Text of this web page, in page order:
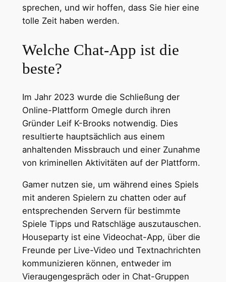
sprechen, und wir hoffen, dass Sie hier eine
tolle Zeit haben werden.
Welche Chat-App ist die
beste?
Im Jahr 2023 wurde die Schließung der
Online-Plattform Omegle durch ihren
Gründer Leif K-Brooks notwendig. Dies
resultierte hauptsächlich aus einem
anhaltenden Missbrauch und einer Zunahme
von kriminellen Aktivitäten auf der Plattform.
Gamer nutzen sie, um während eines Spiels
mit anderen Spielern zu chatten oder auf
entsprechenden Servern für bestimmte
Spiele Tipps und Ratschläge auszutauschen.
Houseparty ist eine Videochat-App, über die
Freunde per Live-Video und Textnachrichten
kommunizieren können, entweder im
Vieraugengespräch oder in Chat-Gruppen